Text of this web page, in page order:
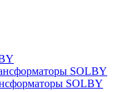
SOLBY
SOLBY